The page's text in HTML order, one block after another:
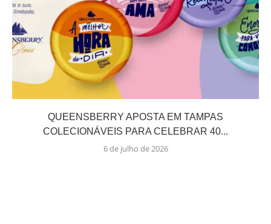
QUEENSBERRY APOSTA EM TAMPAS
COLECIONÁVEIS PARA CELEBRAR 40...
6 de julho de 2026